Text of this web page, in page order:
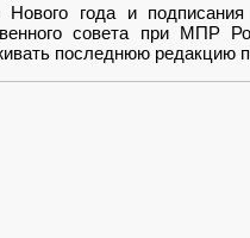
года и
совета при МПР
последнюю редакцию